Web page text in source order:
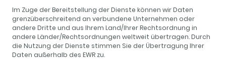
Im Zuge der Bereitstellung der Dienste können wir Daten
grenzüberschreitend an verbundene Unternehmen oder
andere Dritte und aus Ihrem Land/Ihrer Rechtsordnung in
andere Länder/Rechtsordnungen weltweit übertragen. Durch
die Nutzung der Dienste stimmen Sie der Übertragung Ihrer
Daten außerhalb des EWR zu.